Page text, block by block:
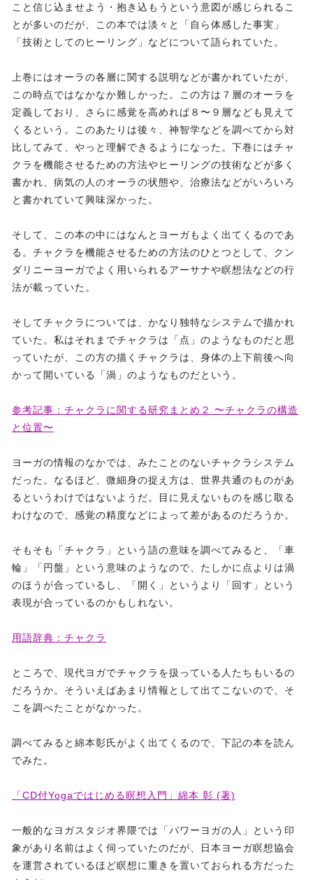
こと信じ込ませよう・抱き込もうという意図が感じられるこ
とが多いのだが、この本では淡々と「自ら体感した事実」
「技術としてのヒーリング」などについて語られていた。
上巻にはオーラの各層に関する説明などが書かれていたが、
この時点ではなかなか難しかった。この方は７層のオーラを
定義しており、さらに感覚を高めれば８〜９層なども見えて
くるという。このあたりは後々、神智学などを調べてから対
比してみて、やっと理解できるようになった。下巻にはチャ
クラを機能させるための方法やヒーリングの技術などが多く
書かれ、病気の人のオーラの状態や、治療法などがいろいろ
と書かれていて興味深かった。
そして、この本の中にはなんとヨーガもよく出てくるのであ
る。チャクラを機能させるための方法のひとつとして、クン
ダリニーヨーガでよく用いられるアーサナや瞑想法などの行
法が載っていた。
そしてチャクラについては、かなり独特なシステムで描かれ
ていた。私はそれまでチャクラは「点」のようなものだと思
っていたが、この方の描くチャクラは、身体の上下前後へ向
かって開いている「渦」のようなものだという。
参考記事：チャクラに関する研究まとめ２ 〜チャクラの構造
と位置〜
ヨーガの情報のなかでは、みたことのないチャクラシステム
だった。なるほど、微細身の捉え方は、世界共通のものがあ
るというわけではないようだ。目に見えないものを感じ取る
わけなので、感覚の精度などによって差があるのだろうか。
そもそも「チャクラ」という語の意味を調べてみると、「車
輪」「円盤」という意味のようなので、たしかに点よりは渦
のほうが合っているし、「開く」というより「回す」という
表現が合っているのかもしれない。
用語辞典：チャクラ
ところで、現代ヨガでチャクラを扱っている人たちもいるの
だろうか。そういえばあまり情報として出てこないので、そ
こを調べたことがなかった。
調べてみると綿本彰氏がよく出てくるので、下記の本を読ん
でみた。
「CD付Yogaではじめる暝想入門」綿本 彰 (著)
一般的なヨガスタジオ界隈では「パワーヨガの人」という印
象があり名前はよく伺っていたのだが、日本ヨーガ瞑想協会
を運営されているほど瞑想に重きを置いておられる方だった